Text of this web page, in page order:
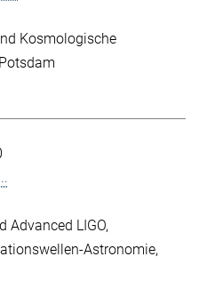
Kosmologische
Advanced LIGO
Astronomie